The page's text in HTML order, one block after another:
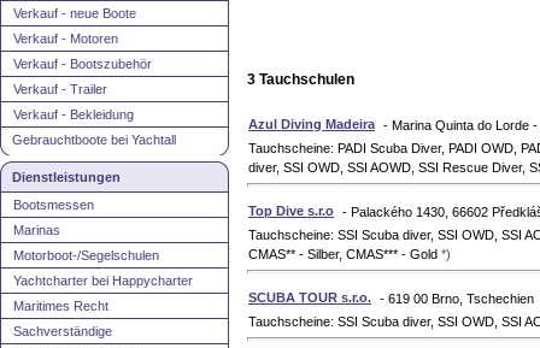
Verkauf - neue Boote
Verkauf - Motoren
Verkauf - Bootszubehör
Verkauf - Trailer
Verkauf - Bekleidung
Gebrauchtboote bei Yachtall
Dienstleistungen
Bootsmessen
Marinas
Motorboot-/Segelschulen
Yachtcharter bei Happycharter
Maritimes Recht
Sachverständige
3 Tauchschulen
Azul Diving Madeira - Marina Quinta do Lorde
Tauchscheine: PADI Scuba Diver, PADI OWD,
diver, SSI OWD, SSI AOWD, SSI Rescue Diver,
Top Dive s.r.o - Palackého 1430, 66602
Tauchscheine: SSI Scuba diver, SSI OWD, SSI
CMAS** - Silber, CMAS*** - Gold *)
SCUBA TOUR s.r.o. - 619 00 Brno, Tschechien
Tauchscheine: SSI Scuba diver, SSI OWD, SSI